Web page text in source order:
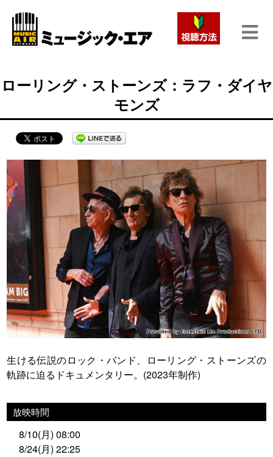
ローリング・ストーンズ：ラフ・ダイヤ
モンズ
生ける伝説のロック・バンド、ローリング・ストーンズの
軌跡に迫るドキュメンタリー。(2023年制作)
放映時間
8/10(月) 08:00
8/24(月) 22:25